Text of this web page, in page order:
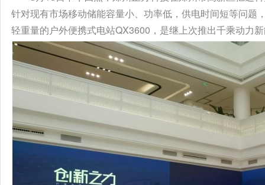
针对现有市场移动储能容量小、功率低，供电时间短等问
轻重量的户外便携式电站QX3600，是继上次推出千乘动力